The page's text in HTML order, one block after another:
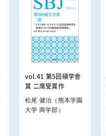
vol.41 第5回碩学舎
賞 二席受賞作
松尾 健治（熊本学園
大学 商学部）